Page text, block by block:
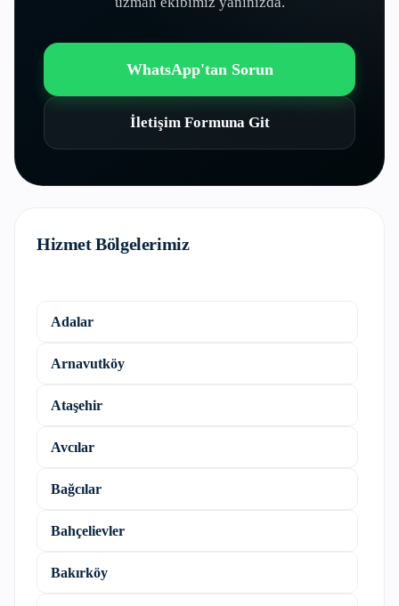
WhatsApp'tan Sorun
İletişim Formuna Git
Hizmet Bölgelerimiz
Adalar
Arnavutköy
Ataşehir
Avcılar
Bağcılar
Bahçelievler
Bakırköy